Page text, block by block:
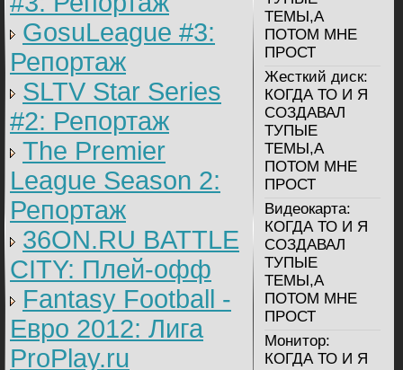
GosuLeague #3:
Репортаж
SLTV Star Series
#2: Репортаж
The Premier
League Season 2:
Репортаж
36ON.RU BATTLE
CITY: Плей-офф
Fantasy Football -
Евро 2012: Лига
ProPlay.ru
ТЕМЫ,А
ПОТОМ МНЕ
ПРОСТ
Жесткий диск:
КОГДА ТО И Я
СОЗДАВАЛ
ТУПЫЕ
ТЕМЫ,А
ПОТОМ МНЕ
ПРОСТ
Видеокарта:
КОГДА ТО И Я
СОЗДАВАЛ
ТУПЫЕ
ТЕМЫ,А
ПОТОМ МНЕ
ПРОСТ
Монитор:
КОГДА ТО И Я